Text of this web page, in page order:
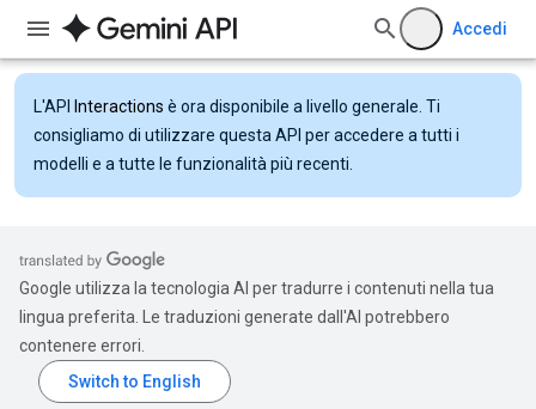
Accedi
L'API Interactions è ora disponibile a livello generale. Ti
consigliamo di utilizzare questa API per accedere a tutti i
modelli e a tutte le funzionalità più recenti.
Google utilizza la tecnologia AI per tradurre i contenuti nella tua
lingua preferita. Le traduzioni generate dall'AI potrebbero
contenere errori.